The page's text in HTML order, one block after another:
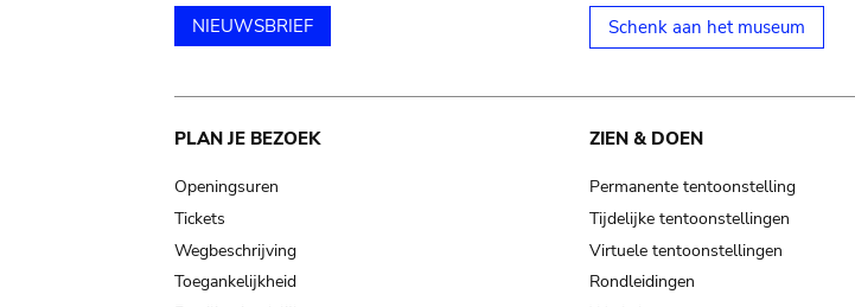
NIEUWSBRIEF Schenk aan het museum
Main
navigation
PLAN JE BEZOEK
Openingsuren
Tickets
Wegbeschrijving
Toegankelijkheid
ZIEN & DOEN
Permanente tentoonstelling
Tijdelijke tentoonstellingen
Virtuele tentoonstellingen
Rondleidingen